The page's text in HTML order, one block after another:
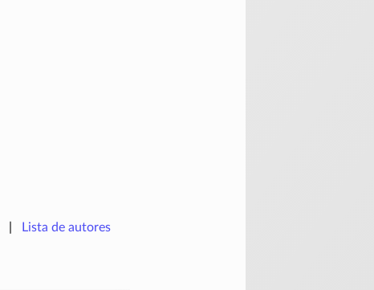
Lista de autores